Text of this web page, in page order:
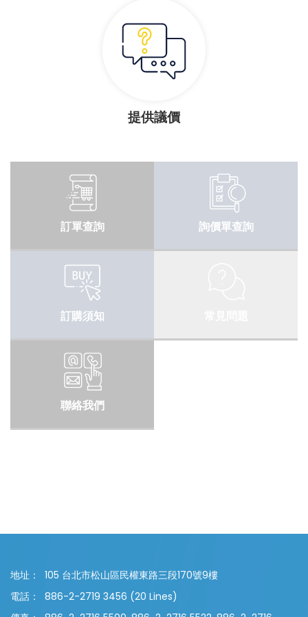
提供議價
訂單查詢 詢價單查詢
訂購須知
聯絡我們
地址：
105 台北市松山區民權東路三段170號9樓
電話：
886-2-2719 3456 (20 Lines)